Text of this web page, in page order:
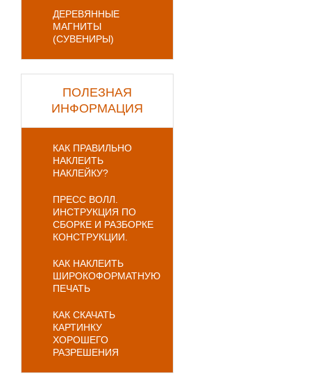
ДЕРЕВЯННЫЕ
МАГНИТЫ
(СУВЕНИРЫ)
ПОЛЕЗНАЯ
ИНФОРМАЦИЯ
КАК ПРАВИЛЬНО
НАКЛЕИТЬ
НАКЛЕЙКУ?
ПРЕСС ВОЛЛ.
ИНСТРУКЦИЯ ПО
СБОРКЕ И РАЗБОРКЕ
КОНСТРУКЦИИ.
КАК НАКЛЕИТЬ
ШИРОКОФОРМАТНУЮ
ПЕЧАТЬ
КАК СКАЧАТЬ
КАРТИНКУ
ХОРОШЕГО
РАЗРЕШЕНИЯ